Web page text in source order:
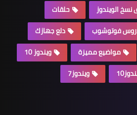
الويندوز
حلقات
فوتوشوب
دلع جهازك
مواضيع مميزة
ويندوز 10
ويندوز7